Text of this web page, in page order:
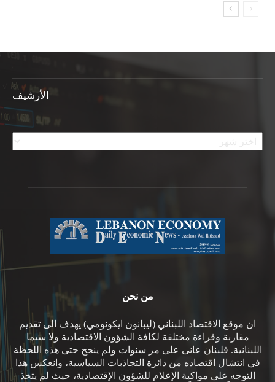
الأرشيف
الأرشيف
من نحن
ان موقع الاقتصاد اللبناني (ليبانون ايكونومي) يهدف الى تقديم
مقاربة وقراءة مختلفة لكافة الشؤون الاقتصادية ولا سيما
اللبنانية. فلبنان عانى على مر سنوات ولم ينجح حتى هذه اللحظة
في انتشال اقتصاده من دائرة التجاذبات السياسية، وانعكس هذا
التوجه على مواكبة الإعلام للشؤون الإقتصادية، حيث لم يتخذ